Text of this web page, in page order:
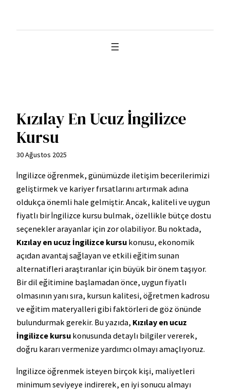
Kızılay En Ucuz İngilizce
Kursu
30 Ağustos 2025
İngilizce öğrenmek, günümüzde iletişim becerilerimizi
geliştirmek ve kariyer fırsatlarını artırmak adına
oldukça önemli hale gelmiştir. Ancak, kaliteli ve uygun
fiyatlı bir İngilizce kursu bulmak, özellikle bütçe dostu
seçenekler arayanlar için zor olabiliyor. Bu noktada,
Kızılay en ucuz İngilizce kursu konusu, ekonomik
açıdan avantaj sağlayan ve etkili eğitim sunan
alternatifleri araştıranlar için büyük bir önem taşıyor.
Bir dil eğitimine başlamadan önce, uygun fiyatlı
olmasının yanı sıra, kursun kalitesi, öğretmen kadrosu
ve eğitim materyalleri gibi faktörleri de göz önünde
bulundurmak gerekir. Bu yazıda, Kızılay en ucuz
İngilizce kursu konusunda detaylı bilgiler vererek,
doğru kararı vermenize yardımcı olmayı amaçlıyoruz.
İngilizce öğrenmek isteyen birçok kişi, maliyetleri
minimum seviyeye indirerek, en iyi sonucu almayı